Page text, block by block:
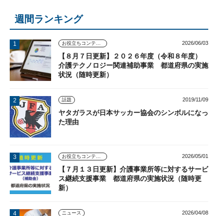
週間ランキング
2026/06/03
【８月７日更新】２０２６年度（令和８年度）
介護テクノロジー関連補助事業 都道府県の実施
状況（随時更新）
話題 2019/11/09
ヤタガラスが日本サッカー協会のシンボルになっ
た理由
2026/05/01
【７月１３日更新】介護事業所等に対するサービ
ス継続支援事業 都道府県の実施状況（随時更
新）
ニュース 2026/04/08